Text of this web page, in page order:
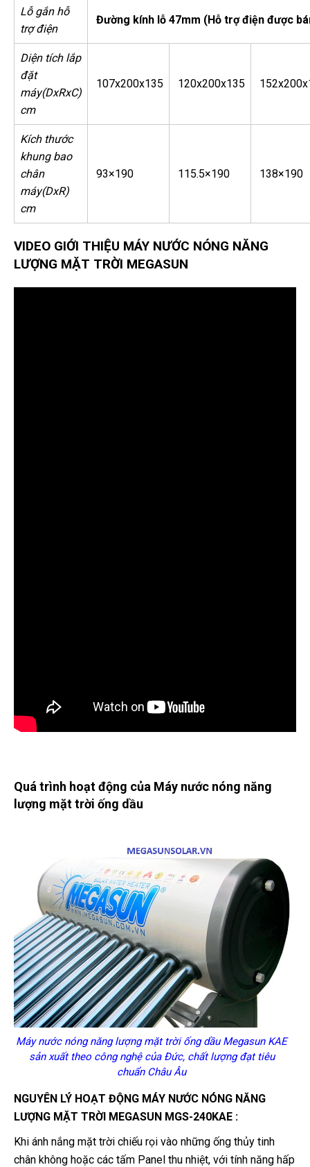
Lỗ gắn hỗ
trợ điện
Đường kính lỗ 47mm (Hỗ trợ điện được
Diện tích lắp
đặt
máy(DxRxC)
cm
107x200x135 120x200x135
Kích thước
khung bao
chân
máy(DxR)
cm
93×190 115.5×190 138×190
VIDEO GIỚI THIỆU MÁY NƯỚC NÓNG NĂNG
LƯỢNG MẶT TRỜI MEGASUN
Quá trình hoạt động của Máy nước nóng năng
lượng mặt trời ống dầu
Máy nước nóng năng lượng mặt trời ống dầu Megasun KAE
sản xuất theo công nghệ của Đức, chất lượng đạt tiêu
chuẩn Châu Âu
NGUYÊN LÝ HOẠT ĐỘNG MÁY NƯỚC NÓNG NĂNG
LƯỢNG MẶT TRỜI MEGASUN MGS-240KAE :
Khi ánh nắng mặt trời chiếu rọi vào những ống thủy tinh
chân không hoặc các tấm Panel thu nhiệt, với tính năng hấp